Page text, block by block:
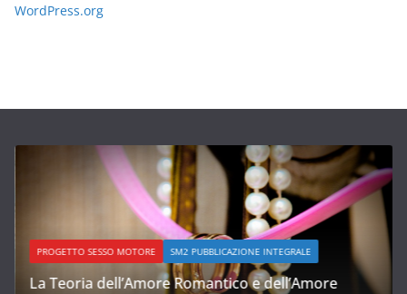
WordPress.org
PROGETTO SESSO MOTORE SM2 PUBBLICAZIONE INTEGRALE
La Teoria dell’Amore Romantico e dell’Amore